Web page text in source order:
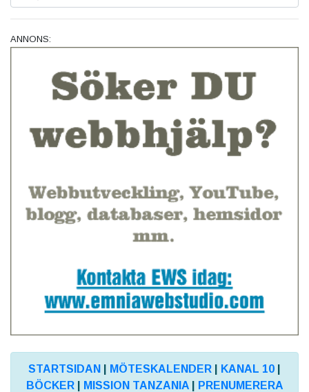
ANNONS:
STARTSIDAN MÖTESKALENDER KANAL 10
BÖCKER| MISSION TANZANIA| PRENUMERERA